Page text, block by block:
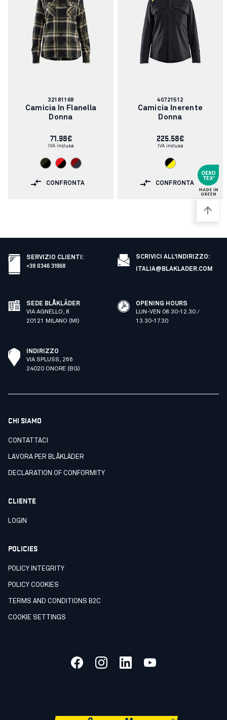
Codice
articolo:
32181168
Camicia In Flanella
Donna
71.98€
IVA inclusa
CONFRONTA
Codice
articolo:
40721512
Camicia Inerente
Donna
225.58€
IVA inclusa
CONFRONTA
SERVIZIO CLIENTI :
+39 0346 31968
SCRIVICI ALL'INDIRIZZO:
ITALIA@BLAKLADER.COM
SEDE BLÅKLÄDER
VIA AGNELLO, 8
20121 MILANO (MI)
OPENING HOURS
LUN-VEN 08.30-12.30 /
13.30-17.30
INDIRIZZO
VIA SPLUSS, 266
24020 ONORE (BG)
CHI SIAMO
CONTATTACI
LAVORA PER BLÅKLÄDER
DECLARATION OF CONFORMITY
CLIENTE
LOGIN
POLICIES
POLICY INTEGRITY
POLICY COOKIES
TERMS AND CONDITIONS B2C
COOKIE SETTINGS